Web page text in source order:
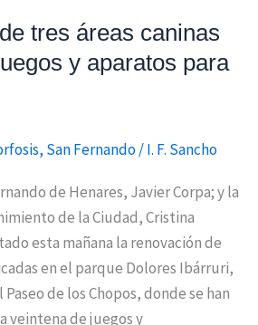
tres áreas caninas
y aparatos para
, San Fernando/I. F. Sancho
de Henares, Javier Corpa; y la
de la Ciudad, Cristina
esta mañana la renovación de
en el parque Dolores Ibárruri,
de los Chopos, donde se han
veintena de juegos y